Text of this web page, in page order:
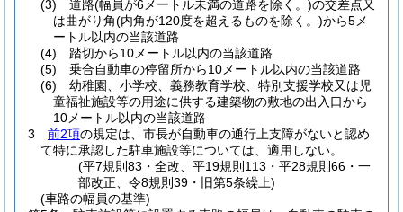
(3)
道路(幅員が6メートル未満の道路を除く。)の交差点又
は曲がり角(内角が120度を超えるものを除く。)から5メ
ートル以内の当該道路
(4)
踏切から10メートル以内の当該道路
(5)
乗合自動車の停留所から10メートル以内の当該道路
(6)
幼稚園、小学校、義務教育学校、特別支援学校又は児
童福祉施設等の用途に供する建築物の敷地の出入口から
10メートル以内の当該道路
3
前2項の規定は、市長が自動車の通行上支障がないと認め
て特に承認した駐車施設等については、適用しない。
(平7規則83・全改、平19規則113・平28規則66・一
部改正、令8規則39・旧第5条繰上)
(車路の幅員の基準)